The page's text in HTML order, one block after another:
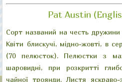
Pat Austin
Сорт названий на честь
Квіти блискучі, мідно-жовті, в
(70 пелюсток). Пелюстки з
шаровидні, при розкритті
чайної троянди. Листя